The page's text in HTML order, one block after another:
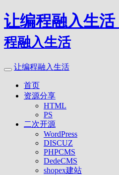
让编程融入生活
程融入生活
让编程融入生活
首页
资源分享
HTML
PS
二次开源
WordPress
DISCUZ
PHPCMS
DedeCMS
shopex建站